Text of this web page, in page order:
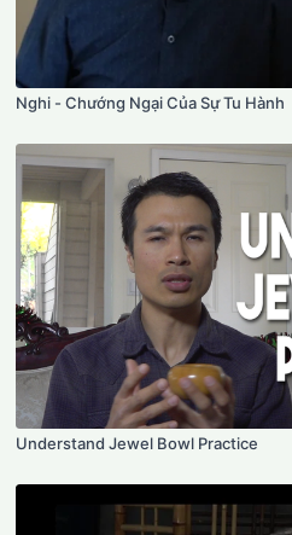
Nghi - Chướng Ngại Của Sự Tu Hành
Understand Jewel Bowl Practice